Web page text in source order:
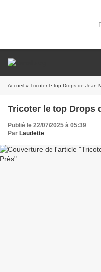
Accueil » Tricoter le top Drops de Jean-
Tricoter le top Drops
Publié le 22/07/2025 à 05:39
Par Laudette